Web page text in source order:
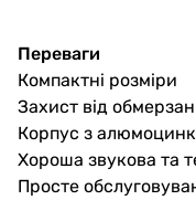
Переваги
Компактні розміри
Захист від
Корпус з
Хороша звукова та
Просте